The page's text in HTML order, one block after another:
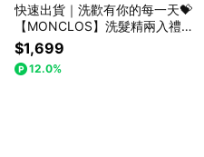
快速出貨｜洗歡有你的每一天💝
【MONCLOS】洗髮精兩入禮盒
+品牌絲質髮圈 LINE禮物獨家首
賣
$1,699
12.0%